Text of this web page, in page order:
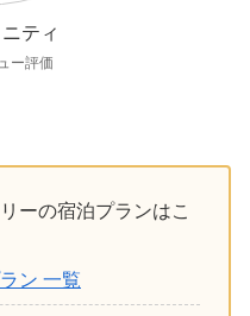
ーの宿泊プランはこ
ン 一覧